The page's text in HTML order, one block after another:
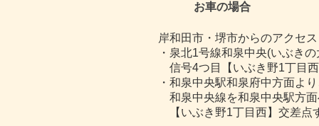
お車の場合
岸和田市・堺市からのアクセ
・泉北1号線和泉中央(いぶき
信号4つ目【いぶき野1丁目
・和泉中央駅和泉府中方面よ
和泉中央線を和泉中央駅方
【いぶき野1丁目西】交差点